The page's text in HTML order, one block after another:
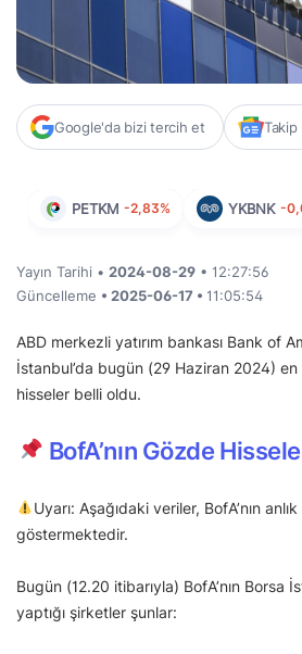
Google'da bizi tercih et Takip
PETKM -2,83% YKBNK -
Yayın Tarihi • 2024-08-29 • 12:27:56
Güncelleme • 2025-06-17 • 11:05:54
ABD merkezli yatırım bankası Bank of
İstanbul’da bugün (29 Haziran 2024) en
hisseler belli oldu.
BofA’nın Gözde
Uyarı: Aşağıdaki veriler, BofA’nın
göstermektedir.
Bugün (12.20 itibarıyla) BofA’nın Borsa
yaptığı şirketler şunlar: